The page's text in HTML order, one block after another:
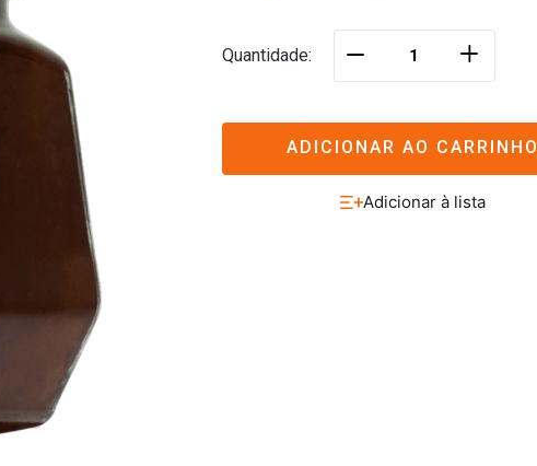
Quantidade ＋
ADICIONAR AO CARRINHO